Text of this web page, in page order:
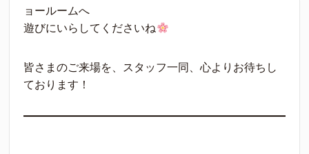
ョールームへ
遊びにいらしてくださいね
皆さまのご来場を、スタッフ一同、心よりお待ちし
ております！